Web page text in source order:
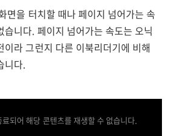
면을 터치할 때나 페이지 넘어가는 속
습니다. 페이지 넘어가는 속도는 오닉
이라 그런지 다른 이북리더기에 비해
니다.
되어 해당 콘텐츠를 재생할 수 없습니다.